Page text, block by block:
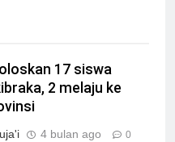
17 siswa
2 melaju ke
4 bulan ago 0